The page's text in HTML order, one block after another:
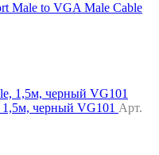
Male to VGA Male Cable
черный VG101 Арт.